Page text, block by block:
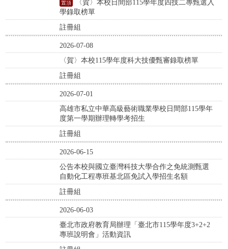
〈賀〉本校日間部115學年度四技二專甄選入
學錄取榜單
註冊組
2026-07-08
〈賀〉本校115學年度科大技優甄審錄取榜單
註冊組
2026-07-01
高雄市私立中華高級藝術職業學校日間部115學年
度第一學期辦理轉學考招生
註冊組
2026-06-15
公告本校與國立臺灣科技大學合作之免統測甄選
自動化工程專班基北區免試入學招生名額
註冊組
2026-06-03
臺北市政府教育局辦理「臺北市115學年度3+2+2
專班說明會」活動資訊